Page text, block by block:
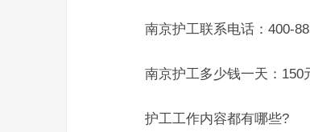
南京护工联系电话：400-
南京护工多少钱一天：150
护工工作内容都有哪些?